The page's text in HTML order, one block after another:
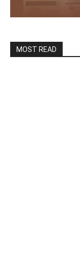
MOST READ